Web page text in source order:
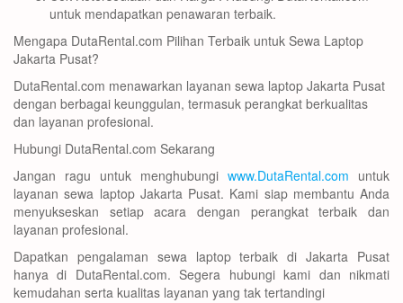
untuk mendapatkan penawaran terbaik.
Mengapa DutaRental.com Pilihan Terbaik untuk Sewa Laptop
Jakarta Pusat?
DutaRental.com menawarkan layanan sewa laptop Jakarta Pusat
dengan berbagai keunggulan, termasuk perangkat berkualitas
dan layanan profesional.
Hubungi DutaRental.com Sekarang
Jangan ragu untuk menghubungi www.DutaRental.com untuk
layanan sewa laptop Jakarta Pusat. Kami siap membantu Anda
menyukseskan setiap acara dengan perangkat terbaik dan
layanan profesional.
Dapatkan pengalaman sewa laptop terbaik di Jakarta Pusat
hanya di DutaRental.com. Segera hubungi kami dan nikmati
kemudahan serta kualitas layanan yang tak tertandingi